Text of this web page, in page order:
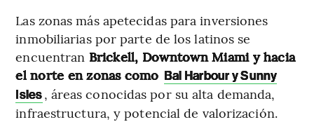
Las zonas más apetecidas para inversiones
inmobiliarias por parte de los latinos se
encuentran Brickell, Downtown Miami y hacia
el norte en zonas como Bal Harbour y Sunny
Isles, áreas conocidas por su alta demanda,
infraestructura, y potencial de valorización.